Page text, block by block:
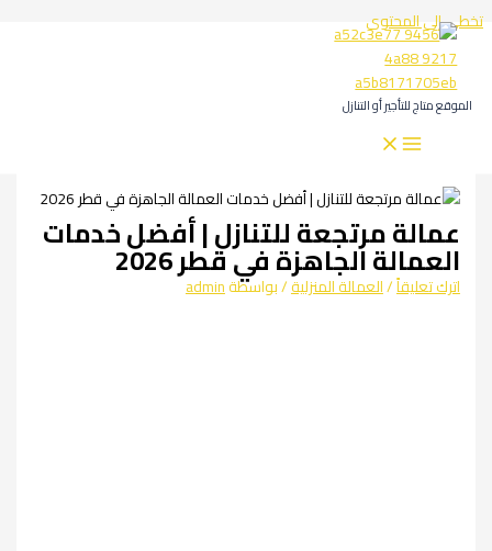
تخطي إلى المحتوى
الموقع متاج للتأجير أو التنازل
عمالة مرتجعة للتنازل | أفضل خدمات
العمالة الجاهزة في قطر 2026
اترك تعليقاً /العمالة المنزلية/ بواسطةadmin